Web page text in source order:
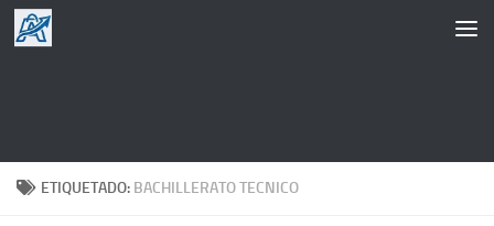
Saltar al contenido
ETIQUETADO: BACHILLERATO TECNICO